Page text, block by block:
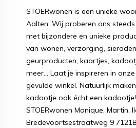
STOERwonen is een unieke
Aalten. Wij proberen ons
met bijzondere en unieke
van wonen, verzorging,
geurproducten, kaartjes,
meer... Laat je inspireren in
gevulde winkel. Natuurlijk
kadootje ook écht een
STOERwonen Monique, Martin,
Bredevoortsestraatweg 9